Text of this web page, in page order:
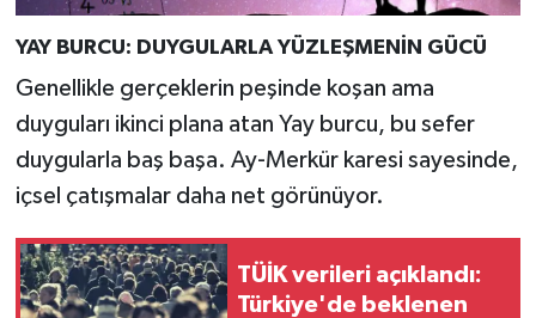
YAY BURCU: DUYGULARLA YÜZLEŞMENİN GÜCÜ
Genellikle gerçeklerin peşinde koşan ama
duyguları ikinci plana atan Yay burcu, bu sefer
duygularla baş başa. Ay-Merkür karesi sayesinde,
içsel çatışmalar daha net görünüyor.
TÜİK verileri açıklandı:
Türkiye'de beklenen